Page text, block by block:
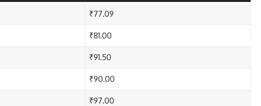
₹77.09
₹81.00
₹91.50
₹90.00
₹97.00